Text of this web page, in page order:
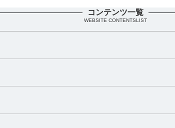
コンテンツ一覧
WEBSITE CONTENTSLIST